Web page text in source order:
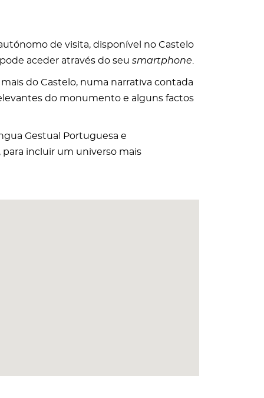
de visita, disponível no Castelo
aceder através do seu smartphone
do Castelo, numa narrativa contada
do monumento e alguns factos
Gestual Portuguesa e
incluir um universo mais